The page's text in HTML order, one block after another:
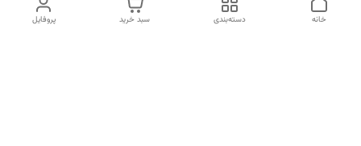
پروفایل سبد خرید دسته‌بندی خانه